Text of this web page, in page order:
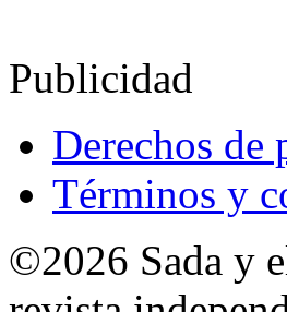
Publicidad
Derechos de
Términos y
©2026 Sada y